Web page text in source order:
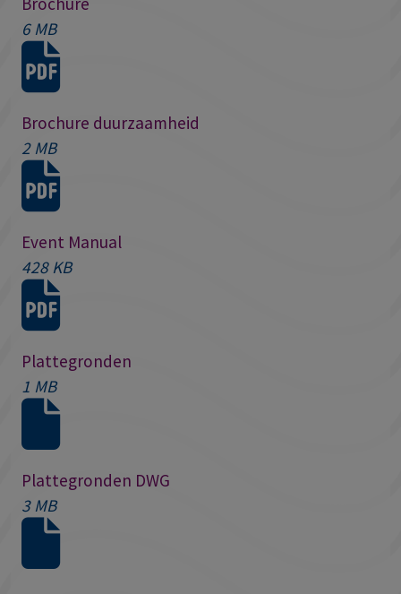
6 MB
Brochure duurzaamheid
2 MB
Event Manual
428 KB
Plattegronden
1 MB
Plattegronden DWG
3 MB